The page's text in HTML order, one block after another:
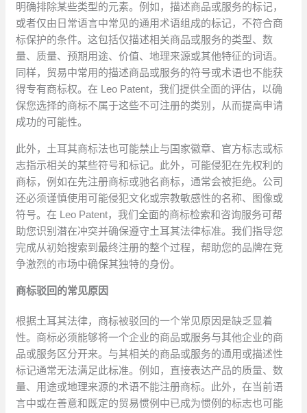
明确排除某些类型的元素。例如，描述商品或服务的标记，
或者仅由日常语言中常见的通用术语组成的标记，不符合商
标保护的条件。这包括仅描述相关商品或服务的类型、数
量、质量、预期用途、价值、地理来源或其他特征的词语。
同样，贸易中常用的描述商品或服务的符号或术语也不能获
得专有商标权。在 Leo Patent，我们提供全面的评估，以确
保您选择的商标不属于这些不可注册的类别，从而提高申请
成功的可能性。
此外，土耳其商标法也可能禁止与国家徽章、官方标志或标
志指示相关的某些符号和标记。此外，可能侵犯在先权利的
商标，例如在先注册商标或驰名商标，通常会被拒绝。公司
还必须谨慎使用可能侵犯文化或宗教敏感性的名称、图像或
符号。在 Leo Patent，我们全面的商标检索和咨询服务可帮
助您识别潜在冲突并确保遵守土耳其法律标准。我们指导您
完成从初始搜索到最终注册的整个过程，帮助您的品牌在竞
争激烈的市场中确保其独特的身份。
商标驳回的常见原因
根据土耳其法律，商标被驳回的一个常见原因是缺乏显着
性。商标必须能够将一个企业的商品或服务与其他企业的商
品或服务区分开来。与其相关的商品或服务的通用或描述性
标记通常无法满足此标准。例如，直接表达产品的质量、数
量、用途或地理来源的术语不能注册商标。此外，在当前语
言中或在善意和既定的贸易惯例中已成为惯例的标志也可能